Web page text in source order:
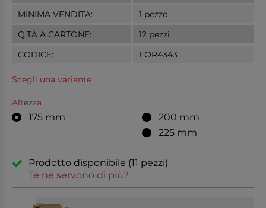
MINIMA VENDITA:
1 pezzo
Q.TÀ A CARTONE:
12 pezzi
CODICE:
FOR4343
Scegli una variante
Altezza
175 mm
200 mm
225 mm
Prodotto disponibile (11 pezzi)
Te ne servono di più?